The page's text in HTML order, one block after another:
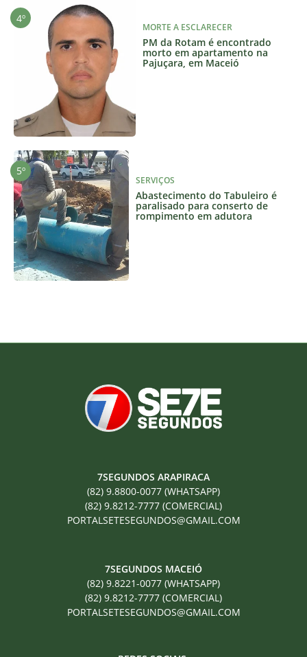
MORTE A ESCLARECER
PM da Rotam é encontrado
morto em apartamento na
Pajuçara, em Maceió
SERVIÇOS
Abastecimento do Tabuleiro é
paralisado para conserto de
rompimento em adutora
7SEGUNDOS ARAPIRACA
(82) 9.8800-0077 (WHATSAPP)
(82) 9.8212-7777 (COMERCIAL)
PORTALSETESEGUNDOS@GMAIL.COM
7SEGUNDOS MACEIÓ
(82) 9.8221-0077 (WHATSAPP)
(82) 9.8212-7777 (COMERCIAL)
PORTALSETESEGUNDOS@GMAIL.COM